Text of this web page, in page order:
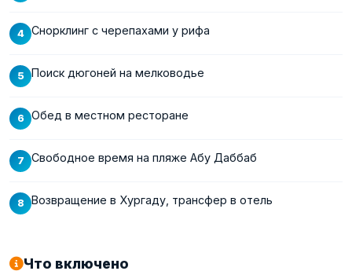
Снорклинг с черепахами у рифа
Поиск дюгоней на мелководье
Обед в местном ресторане
Свободное время на пляже Абу Даббаб
Возвращение в Хургаду, трансфер в отель
Что включено